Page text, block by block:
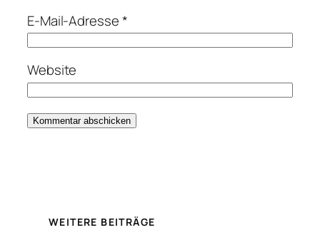
E-Mail-Adresse*
Website
WEITERE BEITRÄGE